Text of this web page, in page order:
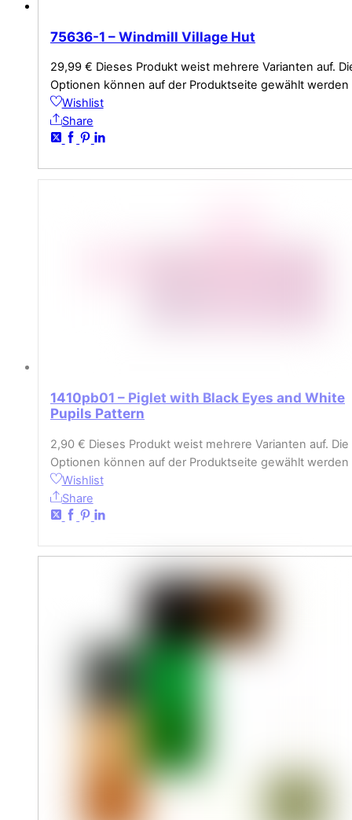
75636-1 – Windmill Village Hut
29,99 € Dieses Produkt weist mehrere Varianten auf.
Optionen können auf der Produktseite gewählt werden
Wishlist
Share
1410pb01 – Piglet with Black Eyes and White
Pupils Pattern
2,90 € Dieses Produkt weist mehrere Varianten auf. Die
Optionen können auf der Produktseite gewählt werden
Wishlist
Share